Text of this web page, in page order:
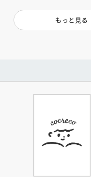
もっと見る
【アーカイブ配信
人賞オンラインセ
と担当編集者が語
2025-10-31